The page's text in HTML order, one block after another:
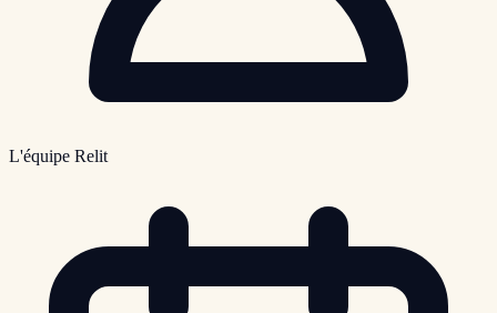
L'équipe Relit